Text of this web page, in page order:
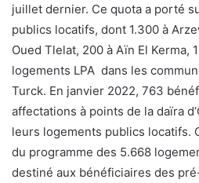
juillet dernier. Ce quota a porté
publics locatifs, dont 1.300 à
Oued Tlelat, 200 à Aïn El Kerma,
logements LPA dans les
Turck. En janvier 2022, 763
affectations à points de la daïra
leurs logements publics locatifs.
du programme des 5.668
destiné aux bénéficiaires des